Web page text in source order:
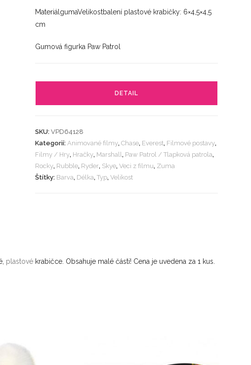
MateriálgumaVelikostbalení plastové krabičky: 6×4,5×4,5
cm
Gumová figurka Paw Patrol
DETAIL
SKU:VPD64128
Kategorií:Animované filmy,Chase, Everest, Filmové postavy,
Filmy / Hry, Hračky, Marshall, Paw Patrol / Tlapková patrola,
Rocky, Rubble, Ryder, Skye,Veci z filmu, Zuma
Štítky: Barva, Délka,Typ,Velikost
plastovékrabičce. Obsahuje malé části! Cena je uvedena za 1 kus.